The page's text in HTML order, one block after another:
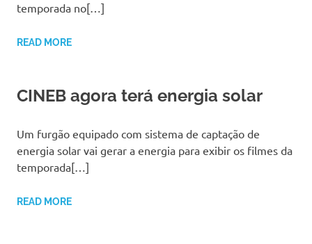
temporada no[…]
READ MORE
CINEB agora terá energia solar
Um furgão equipado com sistema de captação de
energia solar vai gerar a energia para exibir os filmes da
temporada[…]
READ MORE